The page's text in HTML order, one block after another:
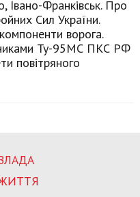
Івано-Франківськ. Про
Сил України.
ворога.
Ту-95МС ПКС РФ
повітряного